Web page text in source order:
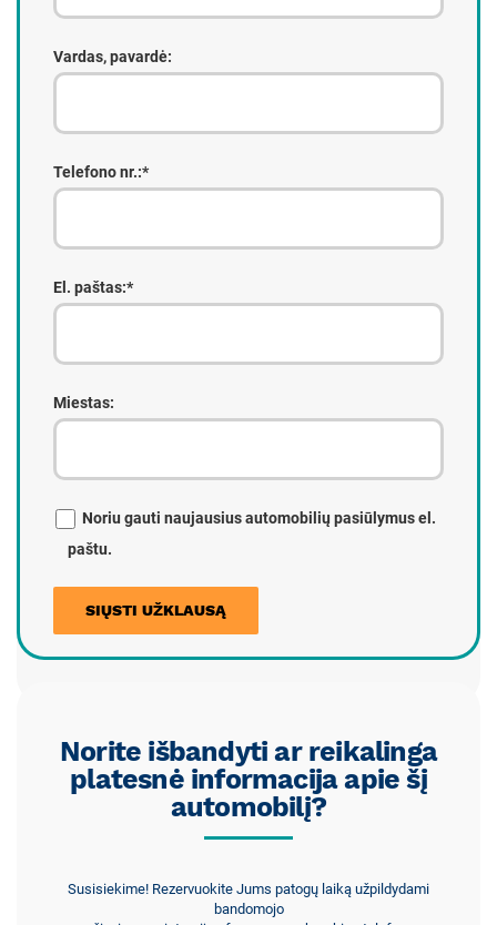
Vardas, pavardė:
Telefono nr.:*
El. paštas:*
Miestas:
Noriu gauti naujausius automobilių pasiūlymus el.
paštu.
Norite išbandyti ar reikalinga
platesnė informacija apie šį
automobilį?
Susisiekime! Rezervuokite Jums patogų laiką užpildydami
bandomojo